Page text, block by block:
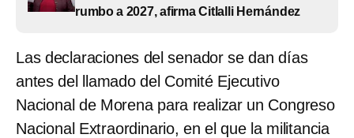
rumbo a 2027, afirma Citlalli Hernández
Las declaraciones del senador se dan días
antes del llamado del Comité Ejecutivo
Nacional de Morena para realizar un Congreso
Nacional Extraordinario, en el que la militancia